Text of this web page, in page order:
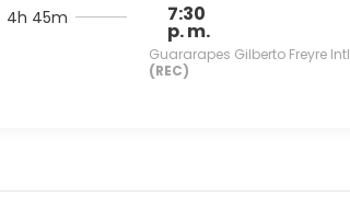
4h 45m 7:30
p. m.
Guararapes Gilberto Freyre Intl
(REC)